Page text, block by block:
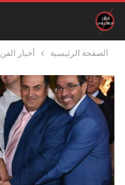
الصفحة الرئيسية أخبار الفن